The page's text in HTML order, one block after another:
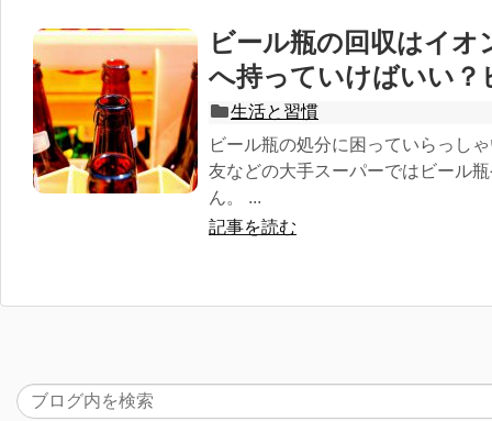
ビール瓶の回収はイ
へ持っていけばいい？
生活と習慣
ビール瓶の処分に困っていらっし
友などの大手スーパーではビール
ん。 ...
記事を読む